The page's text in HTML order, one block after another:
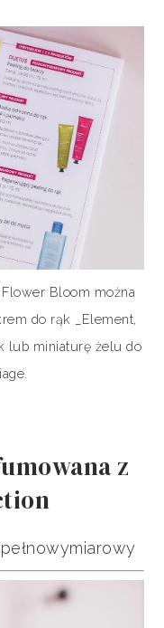
Bloom można
do rąk _Element,
lub miniaturę żelu do
z